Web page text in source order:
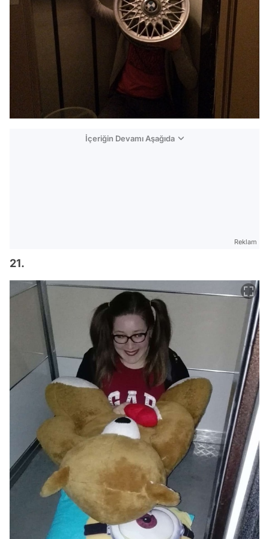
İçeriğin Devamı Aşağıda
Reklam
21.